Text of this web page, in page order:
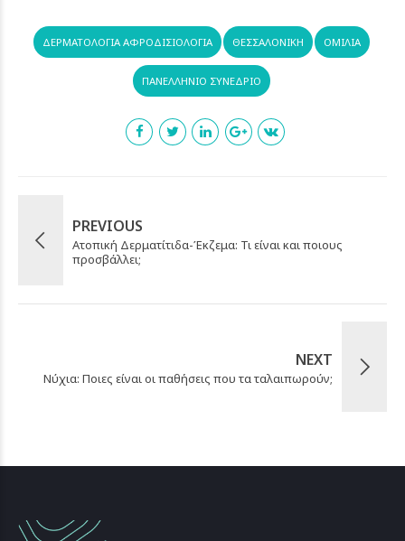
ΔΕΡΜΑΤΟΛΟΓΊΑ ΑΦΡΟΔΙΣΙΟΛΟΓΊΑ ΘΕΣΣΑΛΟΝΙΚΗ ΟΜΙΛΙΑ
ΠΑΝΕΛΛΗΝΙΟ ΣΥΝΕΔΡΙΟ
PREVIOUS
Ατοπική Δερματίτιδα-Έκζεμα: Τι είναι και ποιους
προσβάλλει;
NEXT
Νύχια: Ποιες είναι οι παθήσεις που τα ταλαιπωρούν;